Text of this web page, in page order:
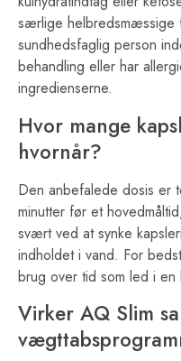
særlige helbredsmæssige
sundhedsfaglig person
behandling eller har
ingredienserne.
Hvor mange
hvornår?
Den anbefalede dosis er
minutter før et
svært ved at synke
indholdet i vand. For
brug over tid som led i
Virker AQ Slim